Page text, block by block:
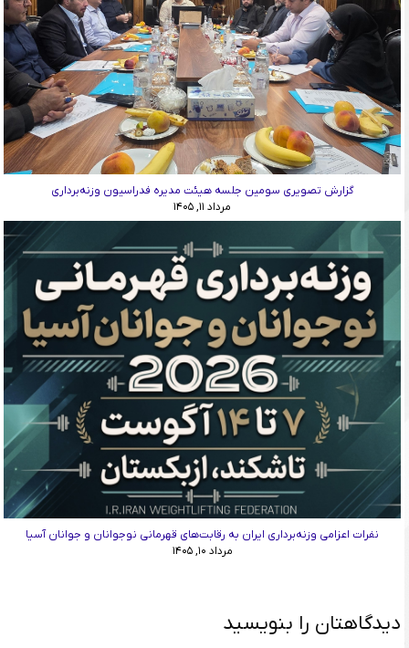
گزارش تصویری سومین جلسه هیئت مدیره فدراسیون وزنه‌برداری
مرداد ۱۱, ۱۴۰۵
نفرات اعزامی وزنه‌برداری ایران به رقابت‌های قهرمانی نوجوانان و جوانان آسیا
مرداد ۱۰, ۱۴۰۵
دیدگاهتان را بنویسید